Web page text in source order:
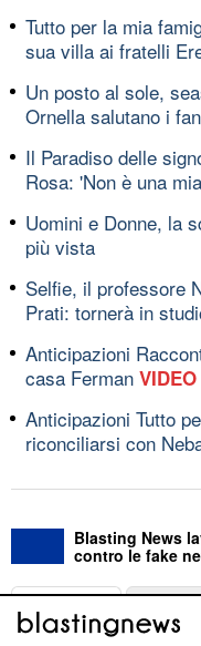
Tutto per la mia
sua villa ai fratelli
Un posto al sole,
Ornella salutano i fan
Il Paradiso delle
Rosa: 'Non è una
Uomini e Donne, la
più vista
Selfie, il professore
Prati: tornerà in
Anticipazioni
casa Ferman VIDEO
Anticipazioni Tutto
riconciliarsi con
Blasting News
contro le fake
ABOUT